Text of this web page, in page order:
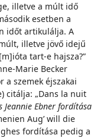
illetve a múlt idő
esetben a
időt artikulálja. A
illetve jövő idejű
tart-e hajsza?”
Marie Becker
a szemek éjszakai
citálja: „Dans la nuit
Jeannie Ebner fordítása
Aug’ will die
fordítása pedig a